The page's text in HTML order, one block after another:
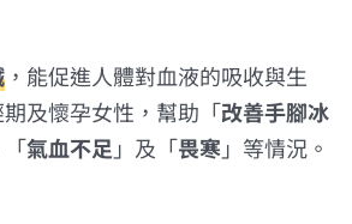
，能促進人體對血液的吸收與生
及懷孕女性，幫助「改善手腳冰
「氣血不足」及「畏寒」等情況。